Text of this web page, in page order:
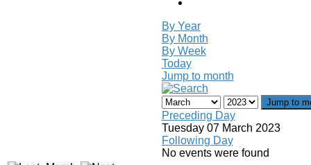
By Year
By Month
By Week
Today
Jump to month
Jump to
Preceding Day
Tuesday 07 March 2023
Following Day
No events were found